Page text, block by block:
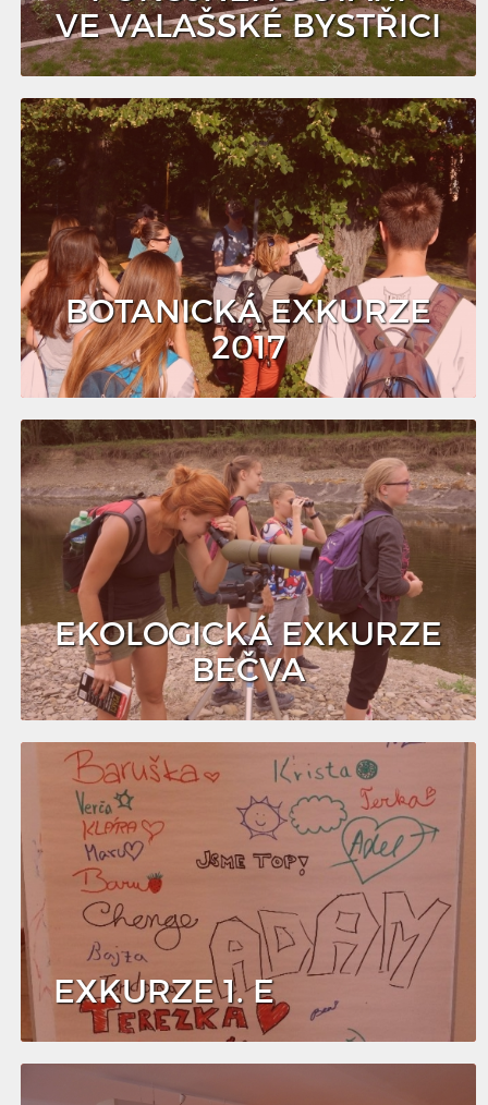
VE VALAŠSKÉ BYSTŘICI
BOTANICKÁ EXKURZE
2017
EKOLOGICKÁ EXKURZE
BEČVA
EXKURZE 1. E